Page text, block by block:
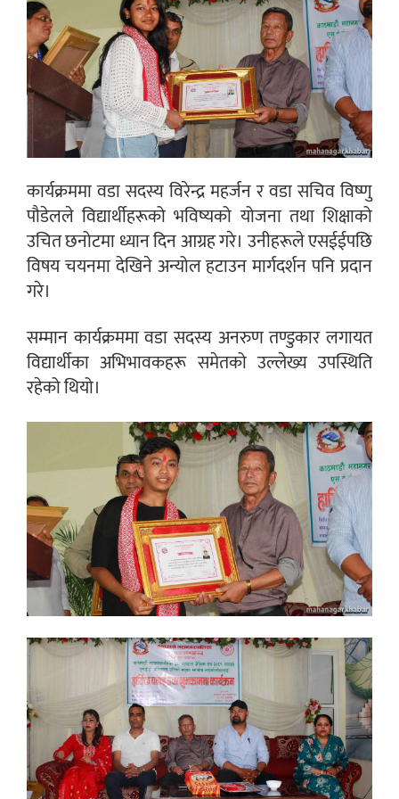
कार्यक्रममा वडा सदस्य विरेन्द्र महर्जन र वडा सचिव विष्णु
पौडेलले विद्यार्थीहरूको भविष्यको योजना तथा शिक्षाको
उचित छनोटमा ध्यान दिन आग्रह गरे। उनीहरूले एसईईपछि
विषय चयनमा देखिने अन्योल हटाउन मार्गदर्शन पनि प्रदान
गरे।
सम्मान कार्यक्रममा वडा सदस्य अनरुण तण्डुकार लगायत
विद्यार्थीका अभिभावकहरू समेतको उल्लेख्य उपस्थिति
रहेको थियो।